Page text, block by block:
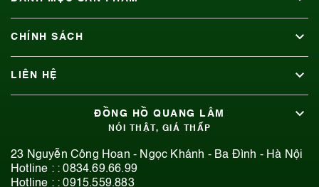
CHÍNH SÁCH
LIÊN HỆ
ĐỒNG HỒ QUANG LÂM
NÓI THẬT, GIÁ THẤP
23 Nguyễn Công Hoan - Ngọc Khánh - Ba Đình - Hà Nội
Hotline : :0834.69.66.99
Hotline : :0915.559.883